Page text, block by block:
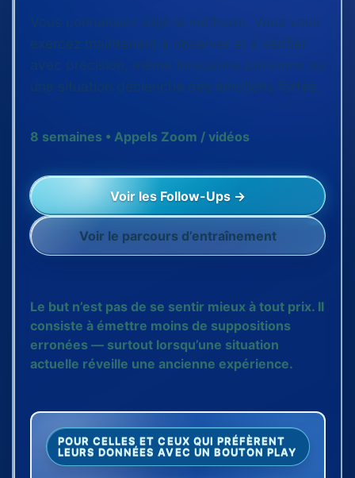
Vous connaissez déjà la méthode. Vous vous
exercez maintenant à observer et à vérifier
avec précision, même lorsqu’une personne ou
une situation déclenche des émotions fortes.
8 semaines • Appels Zoom / vidéos
Voir les Follow-Ups →
Voir le parcours d’entraînement
Le but n’est pas de se sentir mieux à tout prix. Il
consiste à émettre moins de suppositions
erronées — surtout lorsqu’une situation
actuelle réveille une ancienne expérience.
POUR CELLES ET CEUX QUI PRÉFÈRENT
LEURS DONNÉES AVEC UN BOUTON PLAY